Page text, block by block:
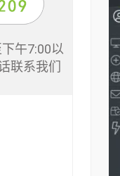
午7:00以
联系我们